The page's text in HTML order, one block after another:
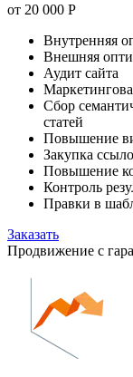
от 20 000 Р
Внутренняя
Внешняя
Аудит сайта
Сбор
статей
Повышение
Закупка
Повышение
Контроль
Правки в
Заказать
Продвижение с